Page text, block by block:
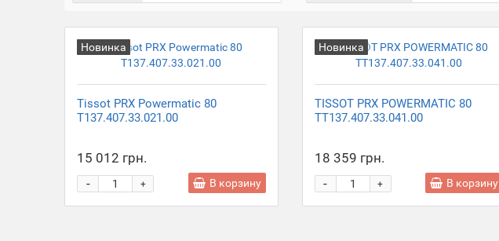
Новинка
Tissot PRX Powermatic 80
T137.407.33.021.00
15 012 грн.
+
- В корзину
Новинка
TISSOT PRX POWERMATIC 80
TT137.407.33.041.00
18 359 грн.
+
- В корзину